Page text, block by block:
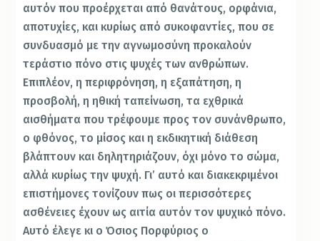
αυτόν που προέρχεται από θανάτους, ορφάνια,
αποτυχίες, και κυρίως από συκοφαντίες, που σε
συνδυασμό με την αγνωμοσύνη προκαλούν
τεράστιο πόνο στις ψυχές των ανθρώπων.
Επιπλέον, η περιφρόνηση, η εξαπάτηση, η
προσβολή, η ηθική ταπείνωση, τα εχθρικά
αισθήματα που τρέφουμε προς τον συνάνθρωπο,
ο φθόνος, το μίσος και η εκδικητική διάθεση
βλάπτουν και δηλητηριάζουν, όχι μόνο το σώμα,
αλλά κυρίως την ψυχή. Γι’ αυτό και διακεκριμένοι
επιστήμονες τονίζουν πως οι περισσότερες
ασθένειες έχουν ως αιτία αυτόν τον ψυχικό πόνο.
Αυτό έλεγε κι ο Όσιος Πορφύριος ο